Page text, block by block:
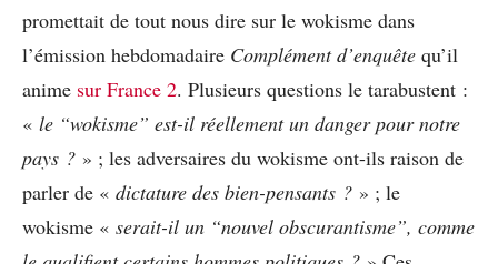
promettait de tout nous dire sur le wokisme dans
l’émission hebdomadaire Complément d’enquête qu’il
anime sur France 2. Plusieurs questions le tarabustent :
« le “wokisme” est-il réellement un danger pour notre
pays ? » ; les adversaires du wokisme ont-ils raison de
parler de « dictature des bien-pensants ? » ; le
wokisme « serait-il un “nouvel obscurantisme”, comme